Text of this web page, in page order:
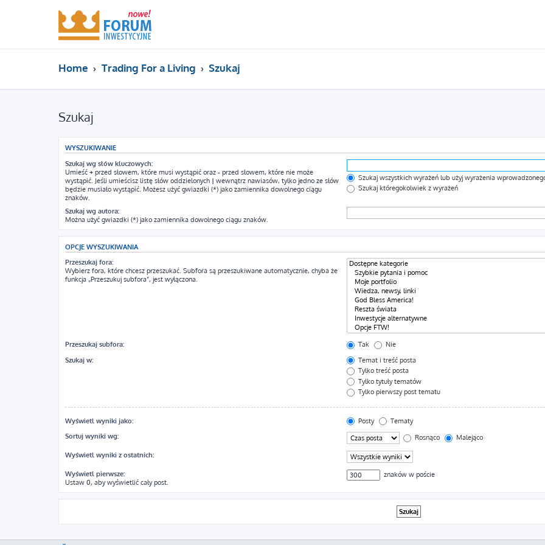
Home Trading For a Living Szukaj
Szukaj
WYSZUKIWANIE
Szukaj wg słów kluczowych:
Umieść + przed słowem, które musi wystąpić oraz - przed słowem, które nie może
wystąpić. Jeśli umieścisz listę słów oddzielonych | wewnątrz nawiasów, tylko jedno ze słów
będzie musiało wystąpić. Możesz użyć gwiazdki (*) jako zamiennika dowolnego ciągu
znaków.
Szukaj wszystkich wyrażeń lub użyj wyrażenia
Szukaj któregokolwiek z wyrażeń
Szukaj wg autora:
Można użyć gwiazdki (*) jako zamiennika dowolnego ciągu znaków.
OPCJE WYSZUKIWANIA
Przeszukaj fora:
Wybierz fora, które chcesz przeszukać. Subfora są przeszukiwane automatycznie, chyba że
funkcja „Przeszukuj subfora”, jest wyłączona.
Przeszukaj subfora: Tak
Nie
Szukaj w:
Temat i treść posta
Tylko treść posta
Tylko tytuły tematów
Tylko pierwszy post tematu
Wyświetl wyniki jako: Posty
Tematy
Sortuj wyniki wg:
Rosnąco Malejąco
Wyświetl wyniki z ostatnich:
Wyświetl pierwsze:
Ustaw 0, aby wyświetlić cały post.
znaków w poście